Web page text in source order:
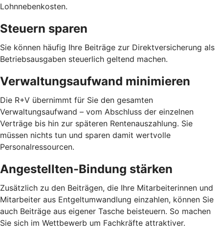
Lohnnebenkosten.
Steuern sparen
Sie können häufig Ihre Beiträge zur Direktversicherung als
Betriebsausgaben steuerlich geltend machen.
Verwaltungsaufwand minimieren
Die R+V übernimmt für Sie den gesamten
Verwaltungsaufwand – vom Abschluss der einzelnen
Verträge bis hin zur späteren Rentenauszahlung. Sie
müssen nichts tun und sparen damit wertvolle
Personalressourcen.
Angestellten-Bindung stärken
Zusätzlich zu den Beiträgen, die Ihre Mitarbeiterinnen und
Mitarbeiter aus Entgeltumwandlung einzahlen, können Sie
auch Beiträge aus eigener Tasche beisteuern. So machen
Sie sich im Wettbewerb um Fachkräfte attraktiver.